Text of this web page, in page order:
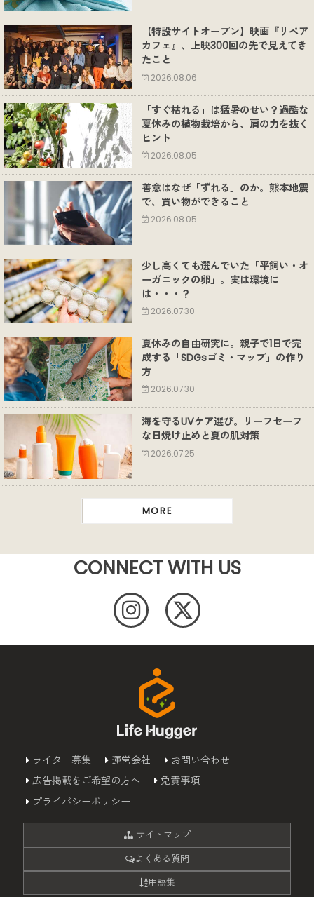
【特設サイトオープン】映画『リペア
カフェ』、上映300回の先で見えてき
たこと
2026.08.06
「すぐ枯れる」は猛暑のせい？過酷な
夏休みの植物栽培から、肩の力を抜く
ヒント
2026.08.05
善意はなぜ「ずれる」のか。熊本地震
で、買い物ができること
2026.08.05
少し高くても選んでいた「平飼い・オ
ーガニックの卵」。実は環境に
は・・・？
2026.07.30
夏休みの自由研究に。親子で1日で完
成する「SDGsゴミ・マップ」の作り
方
2026.07.30
海を守るUVケア選び。リーフセーフ
な日焼け止めと夏の肌対策
2026.07.25
MORE
CONNECT WITH US
ライター募集 運営会社
お問い合わせ
広告掲載をご希望の方へ
免責事項
プライバシーポリシー
サイトマップ
よくある質問
用語集